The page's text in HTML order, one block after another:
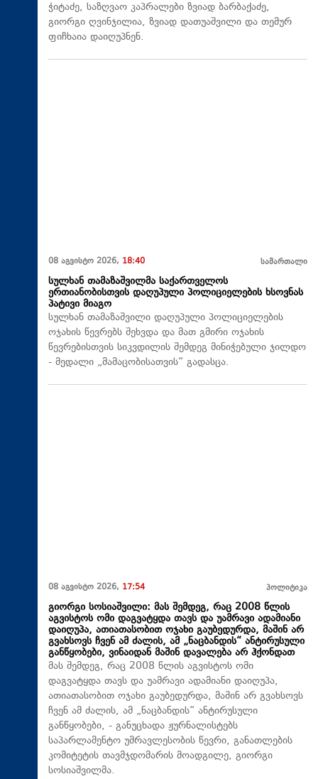
ჭიტაძე, საზღვაო კაპრალები ზვიად ბარბაქაძე,
გიორგი ღვინჯილია, ზვიად დათუაშვილი და თემურ
ფიჩხაია დაიღუპნენ.
08 აგვისტო 2026, 18:40 სამართალი
სულხან თამაზაშვილმა საქართველოს
ერთიანობისთვის დაღუპული პოლიციელების ხსოვნას
პატივი მიაგო
სულხან თამაზაშვილი დაღუპული პოლიციელების
ოჯახის წევრებს შეხვდა და მათ გმირი ოჯახის
წევრებისთვის სიკვდილის შემდეგ მინიჭებული ჯილდო
- მედალი „მამაცობისათვის“ გადასცა.
08 აგვისტო 2026, 17:54 პოლიტიკა
გიორგი სოსიაშვილი: მას შემდეგ, რაც 2008 წლის
აგვისტოს ომი დაგვატყდა თავს და უამრავი ადამიანი
დაიღუპა, ათიათასობით ოჯახი გაუბედურდა, მაშინ არ
გვახსოვს ჩვენ ამ ძალის, ამ „ნაცბანდის“ ანტირუსული
განწყობები, ვინაიდან მაშინ დავალება არ ჰქონდათ
მას შემდეგ, რაც 2008 წლის აგვისტოს ომი
დაგვატყდა თავს და უამრავი ადამიანი დაიღუპა,
ათიათასობით ოჯახი გაუბედურდა, მაშინ არ გვახსოვს
ჩვენ ამ ძალის, ამ „ნაცბანდის“ ანტირუსული
განწყობები, - განუცხადა ჟურნალისტებს
საპარლამენტო უმრავლესობის წევრი, განათლების
კომიტეტის თავმჯდომარის მოადგილე, გიორგი
სოსიაშვილმა.